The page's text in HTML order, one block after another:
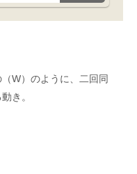
W）のように、二回同
き。